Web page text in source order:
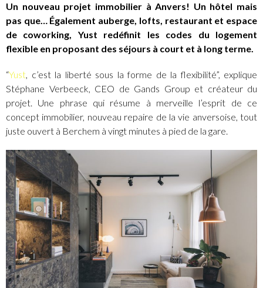
Un nouveau projet immobilier à Anvers! Un hôtel mais
pas que… Également auberge, lofts, restaurant et espace
de coworking, Yust redéfinit les codes du logement
flexible en proposant des séjours à court et à long terme.
“Yust, c’est la liberté sous la forme de la flexibilité”, explique
Stéphane Verbeeck, CEO de Gands Group et créateur du
projet. Une phrase qui résume à merveille l’esprit de ce
concept immobilier, nouveau repaire de la vie anversoise, tout
juste ouvert à Berchem à vingt minutes à pied de la gare.